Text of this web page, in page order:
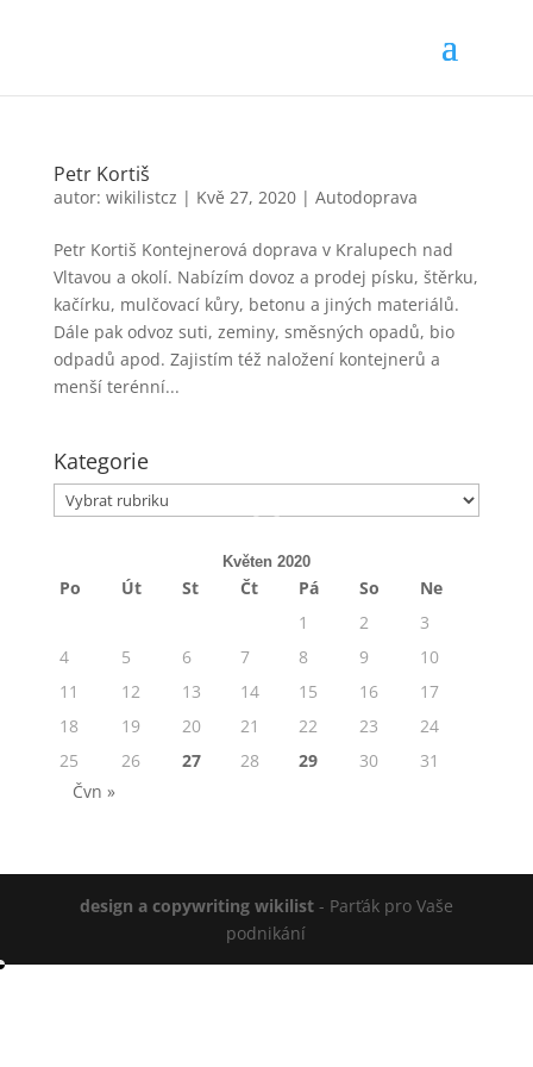
Petr Kortiš
autor: wikilistcz | Kvě 27, 2020| Autodoprava
Petr Kortiš Kontejnerová doprava v Kralupech nad
Vltavou a okolí. Nabízím dovoz a prodej písku, štěrku,
kačírku, mulčovací kůry, betonu a jiných materiálů.
Dále pak odvoz suti, zeminy, směsných opadů, bio
odpadů apod. Zajistím též naložení kontejnerů a
menší terénní...
Kategorie
Kategorie
Květen 2020
Po Út St Čt Pá So
Ne
1
2
3
4
5 6 7 8 9
10
11
12 13 14 15 16
17
18
19 20 21 22 23
24
25
26 27 28 29 30
31
Čvn »
design a copywriting wikilist- Parťák pro Vaše
podnikání